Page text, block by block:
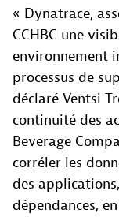
« Dynatrace,
CCHBC une
environnement
processus de
déclaré Ventsi
continuité des
Beverage
corréler les
des
dépendances,